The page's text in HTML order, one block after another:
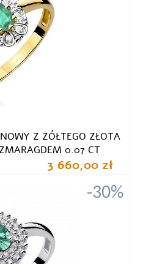
Z ŻÓŁTEGO ZŁOTA
0.07 CT
3 660,00 zł
-30%